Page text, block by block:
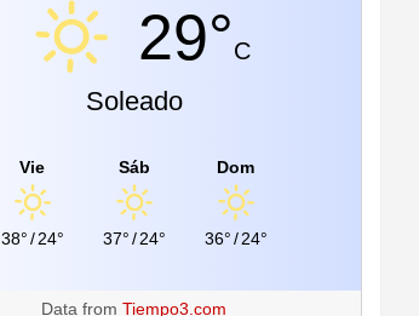
29°C
Soleado
Vie
38°/ 24°
Sáb
37°/ 24°
Dom
36°/ 24°
Data fromTiempo3.com